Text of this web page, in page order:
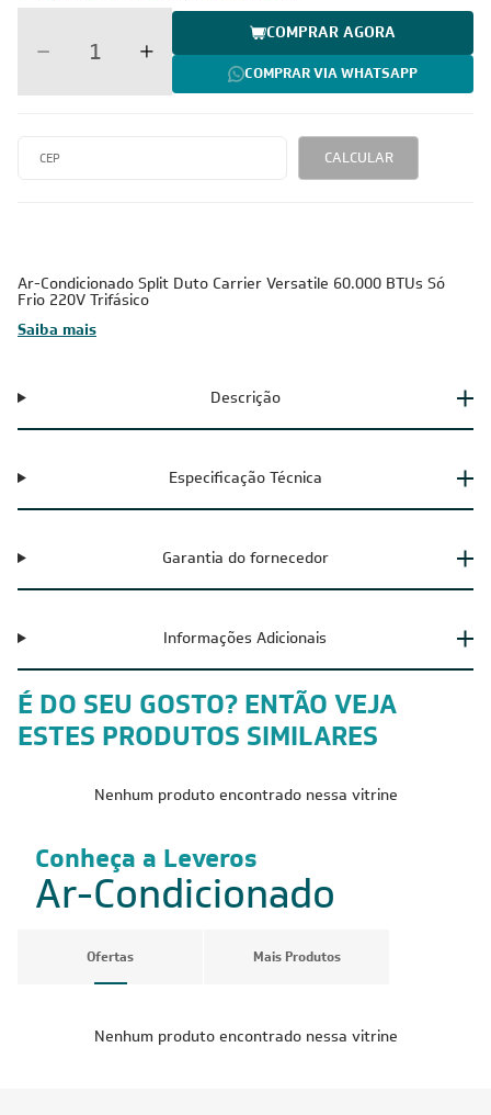
COMPRAR AGORA
COMPRAR VIA WHATSAPP
CALCULAR
Ar-Condicionado Split Duto Carrier Versatile 60.000 BTUs Só
Frio 220V Trifásico
Saiba mais
Descrição
Especificação Técnica
Garantia do fornecedor
Informações Adicionais
É DO SEU GOSTO? ENTÃO VEJA
ESTES PRODUTOS SIMILARES
Nenhum produto encontrado nessa vitrine
Conheça a Leveros
Ar-Condicionado
Ofertas Mais Produtos
Nenhum produto encontrado nessa vitrine